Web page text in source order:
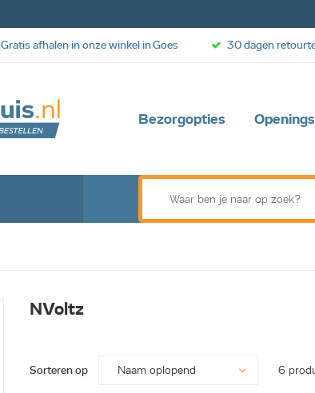
Bezorgopties
Gratis afhalen in onze winkel in Goes 30 dagen
NVoltz
Sorteren op 6